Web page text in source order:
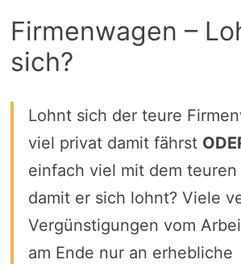
Firmenwagen –
sich?
Lohnt sich der teure
viel privat damit fährst
einfach viel mit dem teuren
damit er sich lohnt? Viele
Vergünstigungen vom
am Ende nur an erhebliche